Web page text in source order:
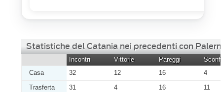
Statistiche del Catania nei precedenti con
Incontri Vittorie Pareggi
Casa
32 12 16
4
Trasferta
31 4 16
11